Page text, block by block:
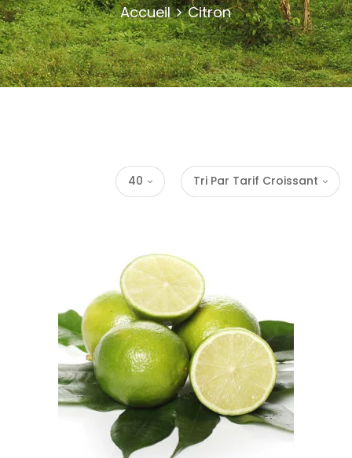
Accueil Citron
Tri Par Tarif Croissant
40